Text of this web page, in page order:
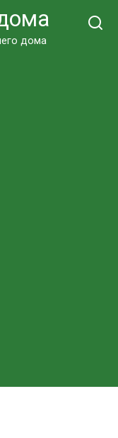
дома